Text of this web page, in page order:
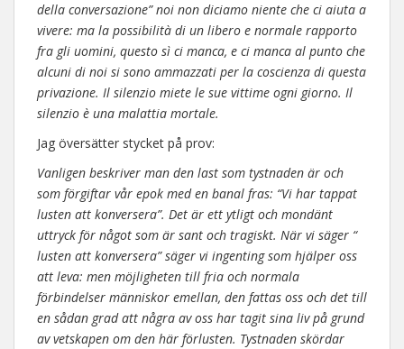
della conversazione” noi non diciamo niente che ci aiuta a
vivere: ma la possibilità di un libero e normale rapporto
fra gli uomini, questo sì ci manca, e ci manca al punto che
alcuni di noi si sono ammazzati per la coscienza di questa
privazione. Il silenzio miete le sue vittime ogni giorno. Il
silenzio è una malattia mortale.
Jag översätter stycket på prov:
Vanligen beskriver man den last som tystnaden är och
som förgiftar vår epok med en banal fras: “Vi har tappat
lusten att konversera”. Det är ett ytligt och mondänt
uttryck för något som är sant och tragiskt. När vi säger “
lusten att konversera” säger vi ingenting som hjälper oss
att leva: men möjligheten till fria och normala
förbindelser människor emellan, den fattas oss och det till
en sådan grad att några av oss har tagit sina liv på grund
av vetskapen om den här förlusten. Tystnaden skördar